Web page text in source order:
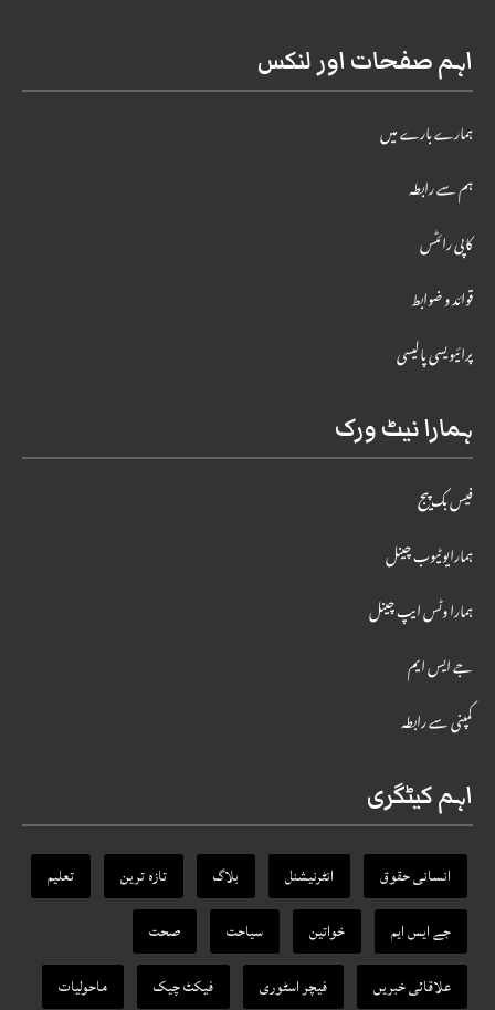
اہم صفحات اور لنکس
ہمارے بارے میں
ہم سے رابطہ
کاپی رائٹس
قوائد و ضوابط
پرائیویسی پالیسی
ہمارا نیٹ ورک
فیس بک پیج
ہمارایوٹیوب چینل
ہمارا وٹس ایپ چینل
جے ایس ایم
کمپنی سے رابطہ
اہم کیٹگری
انسانی حقوق انٹرنیشنل بلاگ تازہ ترین
تعلیم
جے ایس ایم
خواتین سیاحت
صحت
علاقائی خبریں
فیچر اسٹوری فیکٹ‌ چیک ماحولیات